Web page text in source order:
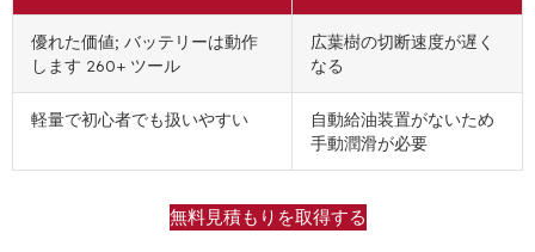
優れた価値; バッテリーは動作
します 260+ ツール
広葉樹の切断速度が遅く
なる
軽量で初心者でも扱いやすい
自動給油装置がないため
手動潤滑が必要
無料見積もりを取得する